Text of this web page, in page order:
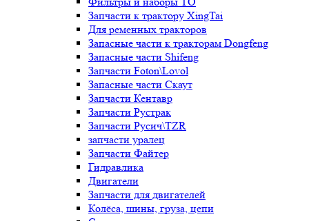
Запчасти к трактору XingTai
Для ременных тракторов
Запасные части к тракторам Dongfeng
Запасные части Shifeng
Запчасти Foton\Lovol
Запасные части Скаут
Запчасти Кентавр
Запчасти Рустрак
Запчасти Русич\TZR
запчасти уралец
Запчасти Файтер
Гидравлика
Двигатели
Запчасти для двигателей
Колёса, шины, груза, цепи